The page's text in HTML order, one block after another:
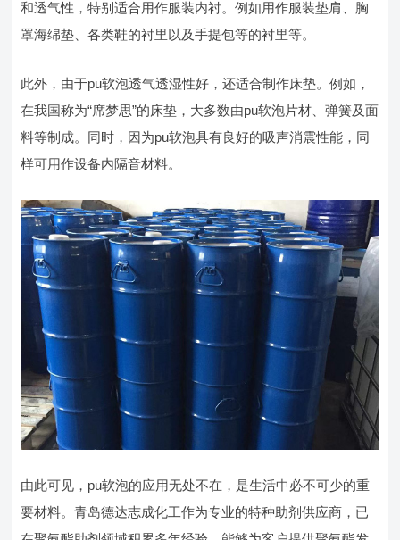
和透气性，特别适合用作服装内衬。例如用作服装垫肩、胸
罩海绵垫、各类鞋的衬里以及手提包等的衬里等。
此外，由于pu软泡透气透湿性好，还适合制作床垫。例如，
在我国称为“席梦思”的床垫，大多数由pu软泡片材、弹簧及面
料等制成。同时，因为pu软泡具有良好的吸声消震性能，同
样可用作设备内隔音材料。
由此可见，pu软泡的应用无处不在，是生活中必不可少的重
要材料。青岛德达志成化工作为专业的特种助剂供应商，已